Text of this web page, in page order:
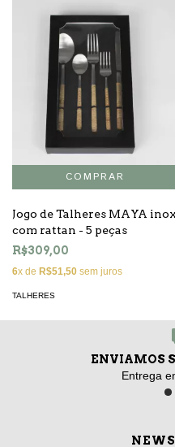
Jogo de Talheres MAYA inox
com rattan - 5 peças
R$309,00
6x de R$51,50 sem juros
TALHERES
ENVIAMOS
Entrega